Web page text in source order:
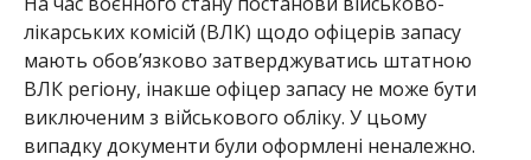
лікарських комісій (ВЛК) щодо офіцерів запасу
мають обов’язково затверджуватись штатною
ВЛК регіону, інакше офіцер запасу не може бути
виключеним з військового обліку. У цьому
випадку документи були оформлені неналежно.